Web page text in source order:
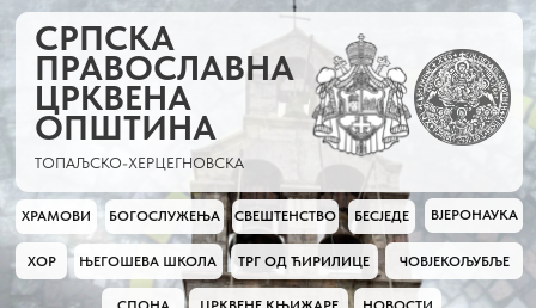
СРПСКА
ПРАВОСЛАВНА
ЦРКВЕНА
ОПШТИНА
ТОПАЉСКО-ХЕРЦЕГНОВСКА
НОВОСТИ
СВЕШТЕНСТВО
ХРАМОВИ БОГОСЛУЖЕЊА
ЧОВЈЕКОЉУБЉЕ
БЕСЈЕДЕ ВЈЕРОНАУКА
ХОР ЊЕГОШЕВА ШКОЛА ТРГ ОД ЋИРИЛИЦЕ
ЦРКВЕНЕ КЊИЖАРЕ
СПОНА